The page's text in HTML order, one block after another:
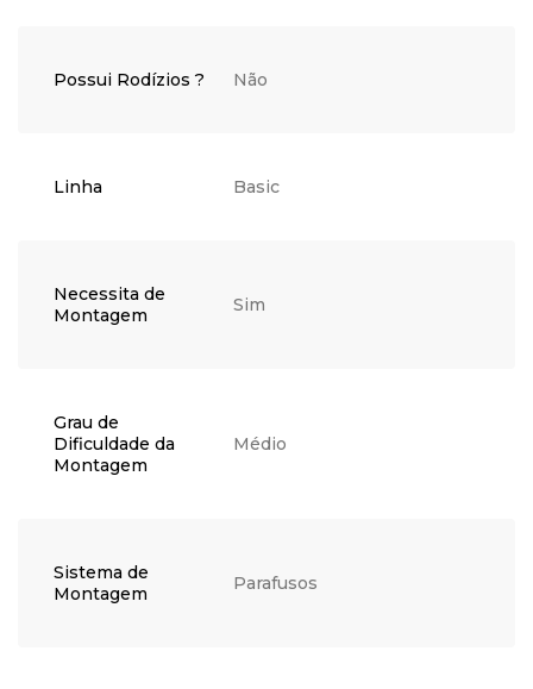
Possui Rodízios ? Não
Linha Basic
Necessita de
Montagem
Sim
Grau de
Dificuldade da
Montagem
Médio
Sistema de
Montagem
Parafusos